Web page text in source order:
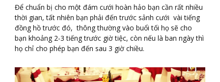
Để chuẩn bị cho một đám cưới hoàn hảo bạn cần rất nhiều
thời gian, tất nhiên bạn phải đến trước sảnh cưới vài tiếng
đồng hồ trước đó, thông thường vào buổi tối họ sẽ cho
bạn khoảng 2-3 tiếng trước giờ tiệc, còn nếu là ban ngày thì
họ chỉ cho phép bạn đến sau 3 giờ chiều.